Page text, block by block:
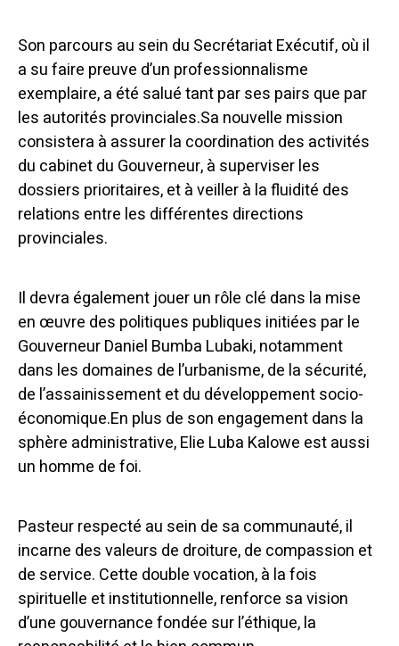
Son parcours au sein du Secrétariat Exécutif, où il
a su faire preuve d’un professionnalisme
exemplaire, a été salué tant par ses pairs que par
les autorités provinciales.Sa nouvelle mission
consistera à assurer la coordination des activités
du cabinet du Gouverneur, à superviser les
dossiers prioritaires, et à veiller à la fluidité des
relations entre les différentes directions
provinciales.
Il devra également jouer un rôle clé dans la mise
en œuvre des politiques publiques initiées par le
Gouverneur Daniel Bumba Lubaki, notamment
dans les domaines de l’urbanisme, de la sécurité,
de l’assainissement et du développement socio-
économique.En plus de son engagement dans la
sphère administrative, Elie Luba Kalowe est aussi
un homme de foi.
Pasteur respecté au sein de sa communauté, il
incarne des valeurs de droiture, de compassion et
de service. Cette double vocation, à la fois
spirituelle et institutionnelle, renforce sa vision
d’une gouvernance fondée sur l’éthique, la